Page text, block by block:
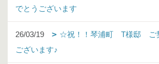
でとうございます
26/03/19
☆祝！！琴浦町 T様邸 ご
ございます♪